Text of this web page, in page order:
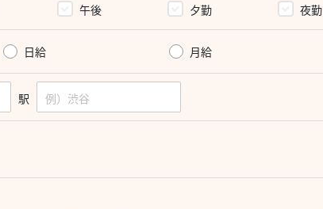
午後 夕勤 夜勤
日給 月給
駅